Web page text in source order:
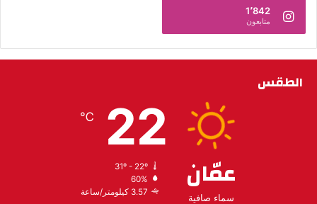
1٬842
متابعون
الطقس
عمّان
سماء صافية
22
℃
31º - 22º
60%
3.57 كيلومتر/ساعة